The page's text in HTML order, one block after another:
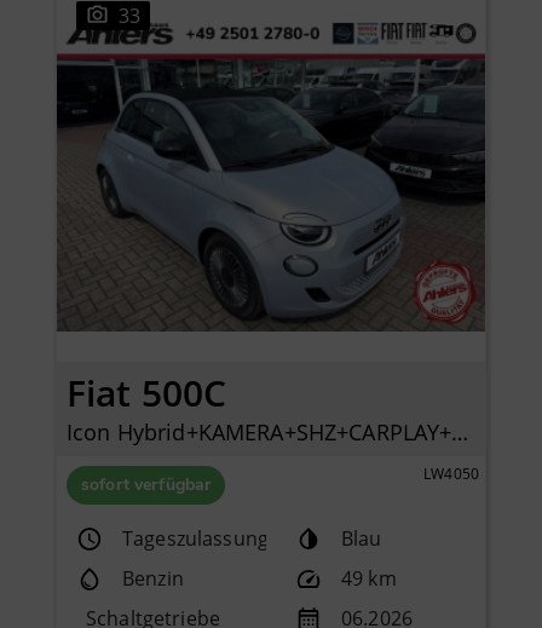
33
Fiat 500C
Icon Hybrid+KAMERA+SHZ+CARPLAY+KLIMAAUTOMATIK+TEMPOMAT+
sofort verfügbar LW4050
Tageszulassung
Blau
Benzin
49 km
Schaltgetriebe
06.2026